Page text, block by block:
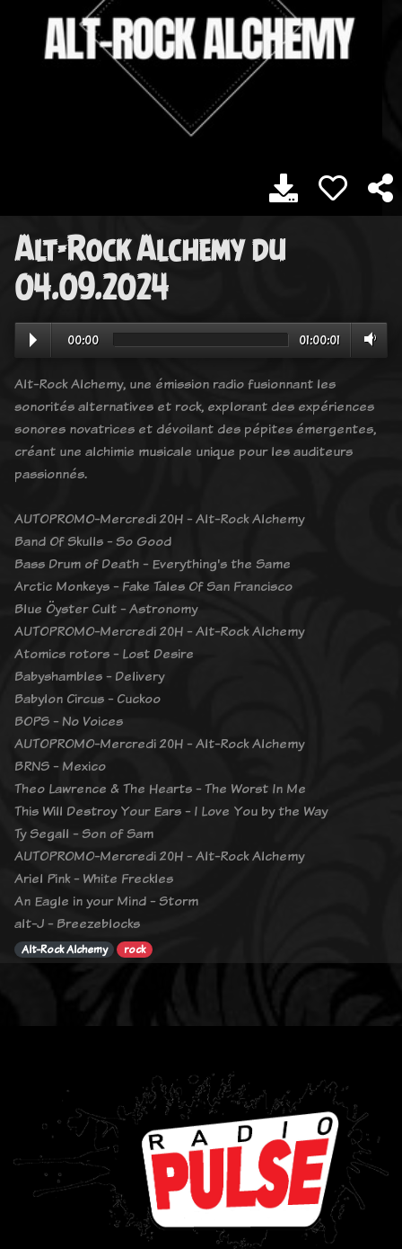
Alt-Rock Alchemy du
04.09.2024
00:00 01:00:01
Alt-Rock Alchemy, une émission radio fusionnant les
sonorités alternatives et rock, explorant des expériences
sonores novatrices et dévoilant des pépites émergentes,
créant une alchimie musicale unique pour les auditeurs
passionnés.
AUTOPROMO-Mercredi 20H - Alt-Rock Alchemy
Band Of Skulls - So Good
Bass Drum of Death - Everything's the Same
Arctic Monkeys - Fake Tales Of San Francisco
Blue Öyster Cult - Astronomy
AUTOPROMO-Mercredi 20H - Alt-Rock Alchemy
Atomics rotors - Lost Desire
Babyshambles - Delivery
Babylon Circus - Cuckoo
BOPS - No Voices
AUTOPROMO-Mercredi 20H - Alt-Rock Alchemy
BRNS - Mexico
Theo Lawrence & The Hearts - The Worst In Me
This Will Destroy Your Ears - I Love You by the Way
Ty Segall - Son of Sam
AUTOPROMO-Mercredi 20H - Alt-Rock Alchemy
Ariel Pink - White Freckles
An Eagle in your Mind - Storm
alt-J - Breezeblocks
Alt-Rock Alchemy rock